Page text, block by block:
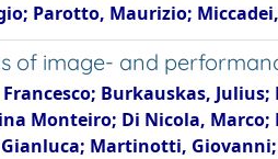
Parotto, Maurizio;
of image- and
Burkauskas,
Monteiro; Di Nicola,
Martinotti,